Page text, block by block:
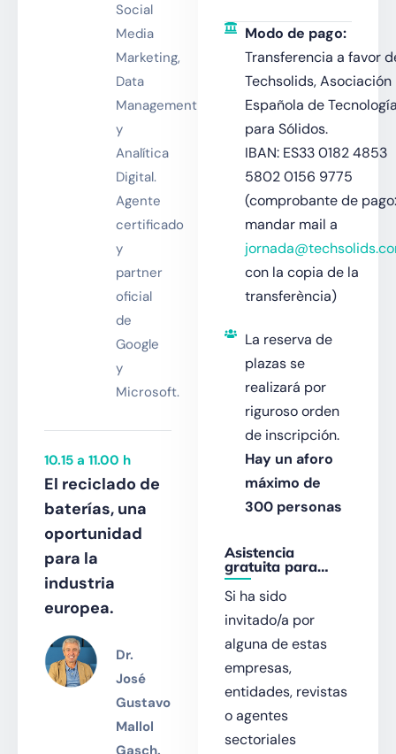
Social
Media
Marketing,
Data
Management
y
Analítica
Digital.
Agente
certificado
y
partner
oficial
de
Google
y
Microsoft.
10.15 a 11.00 h
El reciclado de
baterías, una
oportunidad
para la
industria
europea.
Dr.
José
Gustavo
Mallol
Gasch.
Modo de pago:
Transferencia a favor
Techsolids, Asociación
Española de
para Sólidos.
IBAN: ES33 0182 4853
5802 0156 9775
(comprobante de pago:
mandar mail a
con la copia de la
transferència)
La reserva de
plazas se
realizará por
riguroso orden
de inscripción.
Hay un aforo
máximo de
300 personas
Asistencia
gratuita para…
Si ha sido
invitado/a por
alguna de estas
empresas,
entidades, revistas
o agentes
sectoriales